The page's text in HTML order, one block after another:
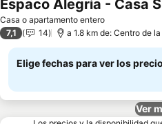
Casa o apartamento entero
Ver precios
7,1 14 a 1.8 km de: Centro de
Elige fechas para ver los
Ver